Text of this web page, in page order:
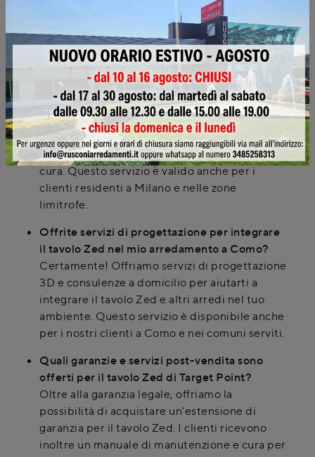
personalizzare le dimensioni standard degli
arredi, incluso il tavolo Zed. Eseguiamo anche
rilievi delle misure in loco per garantire una
perfetta integrazione.
Il servizio di consegna e montaggio del tavolo
Zed è incluso per i clienti a Milano?
Sì, il servizio di consegna e montaggio del
tavolo Zed è incluso nel prezzo e gestito con
personale interno per garantire la massima
cura. Questo servizio è valido anche per i
clienti residenti a Milano e nelle zone
limitrofe.
Offrite servizi di progettazione per integrare
il tavolo Zed nel mio arredamento a Como?
Certamente! Offriamo servizi di progettazione
3D e consulenze a domicilio per aiutarti a
integrare il tavolo Zed e altri arredi nel tuo
ambiente. Questo servizio è disponibile anche
per i nostri clienti a Como e nei comuni serviti.
Quali garanzie e servizi post-vendita sono
offerti per il tavolo Zed di Target Point?
Oltre alla garanzia legale, offriamo la
possibilità di acquistare un'estensione di
garanzia per il tavolo Zed. I clienti ricevono
inoltre un manuale di manutenzione e cura per